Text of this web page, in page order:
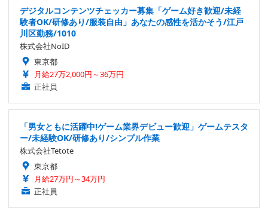
デジタルコンテンツチェッカー募集「ゲーム好き歓迎/未経
験者OK/研修あり/服装自由」あなたの感性を活かそう/江戸
川区勤務/1010
株式会社NoID
東京都
月給27万2,000円～36万円
正社員
「男女ともに活躍中!ゲーム業界デビュー歓迎」ゲームテスタ
ー/未経験OK/研修あり/シンプル作業
株式会社Tetote
東京都
月給27万円～34万円
正社員